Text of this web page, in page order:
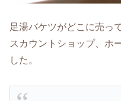
足湯バケツがどこに売っ
スカウントショップ、ホ
した。